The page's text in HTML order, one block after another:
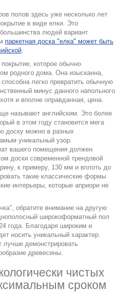
полов здесь уже несколько лет
в виде елки. Это
людей вариант
паркетная доска "елка" может быть
.
которое обычно
родного дома. Она изысканна,
легко превратить обычную
минус данного напольного
и вполне оправданная, цена.
называют английским. Это более
в этом году становится мега
доску можно в разных
уникальный узор.
вашего помещения должен
доски современной трендовой
к примеру, 130 мм и вплоть до
такие классические формы
интерьеры, которые априори не
обратите внимание на другую
широкоформатный пол
года. Благодаря широким и
носить уникальный характер.
демонстрировать
древесины.
чистых
сроком